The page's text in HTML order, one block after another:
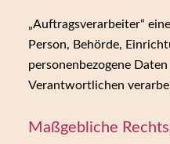
„Auftragsverarbeiter“
Person, Behörde,
personenbezogene
Verantwortlichen
Maßgebliche